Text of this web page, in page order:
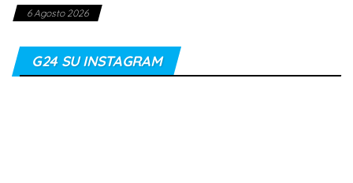
6 Agosto 2026
G24 SU INSTAGRAM